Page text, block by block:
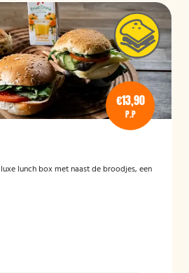
€13,90
P.P
lunch box met naast de broodjes, een